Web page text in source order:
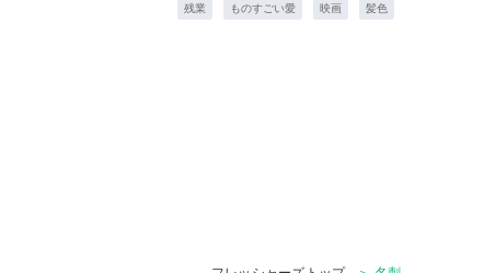
残業 ものすごい愛 映画 髪色